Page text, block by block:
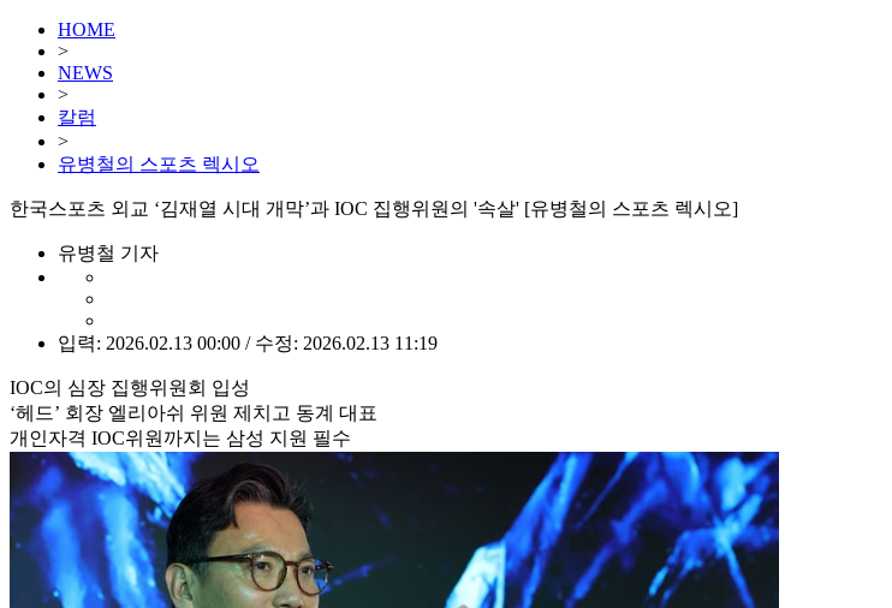
HOME
>
NEWS
>
칼럼
>
유병철의 스포츠 렉시오
한국스포츠 외교 ‘김재열 시대 개막’과 IOC 집행위원의 '속살' [유병철의 스포츠 렉시오]
유병철 기자
입력: 2026.02.13 00:00 / 수정: 2026.02.13 11:19
IOC의 심장 집행위원회 입성
‘헤드’ 회장 엘리아쉬 위원 제치고 동계 대표
개인자격 IOC위원까지는 삼성 지원 필수